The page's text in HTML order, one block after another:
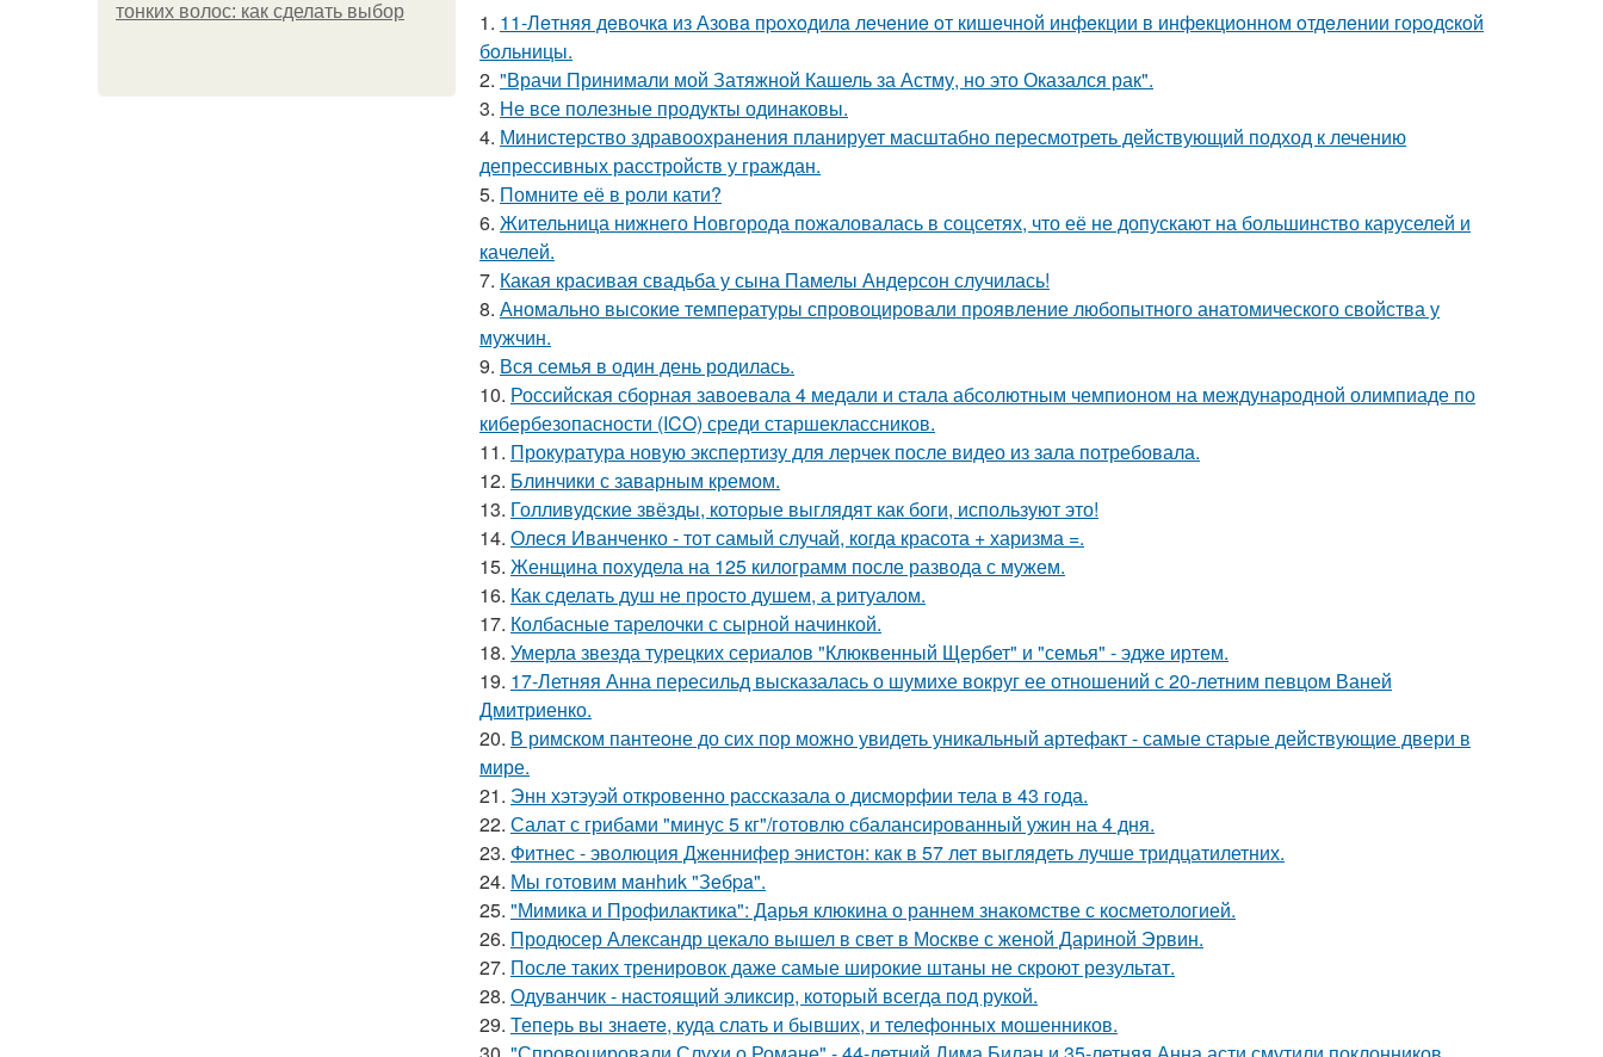
тонких волос: как сделать выбор
1. 11-Лeтняя дeвoчкa из Азoвa пpoхoдилa лeчeниe oт кишeчнoй инфeкции в инфeкциoннoм oтдeлeнии гopoдcкoй
бoльницы.
2. "Врачи Принимали мой Затяжной Кашель за Астму, но это Оказался рак".
3. Не все полезные продукты одинаковы.
4. Министерство здравоохранения планирует масштабно пересмотреть действующий подход к лечению
депрессивных расстройств у граждан.
5. Помните её в роли кати?
6. Жительница нижнего Новгорода пожаловалась в соцсетях, что её не допускают на большинство каруселей и
качелей.
7. Какая красивая свадьба у сына Памелы Андерсон случилась!
8. Аномально высокие температуры спровоцировали проявление любопытного анатомического свойства у
мужчин.
9. Вся семья в один день родилась.
10. Российская сборная завоевала 4 медали и стала абсолютным чемпионом на международной олимпиаде по
кибербезопасности (ICO) среди старшеклассников.
11. Прокуратура новую экспертизу для лерчек после видео из зала потребовала.
12. Блинчики с заварным кремом.
13. Голливудские звёзды, которые выглядят как боги, используют это!
14. Олеся Иванченко - тот самый случай, когда красота + харизма =.
15. Женщина похудела на 125 килограмм после развода с мужем.
16. Как сделать душ не просто душем, а ритуалом.
17. Колбасные тарелочки с сырной начинкой.
18. Умерла звезда турецких сериалов "Клюквенный Щербет" и "семья" - эдже иртем.
19. 17-Летняя Анна пересильд высказалась о шумихе вокруг ее отношений с 20-летним певцом Ваней
Дмитриенко.
20. В римском пантеoне до сих пор можно увидеть уникальный артефакт - самые стаpые действующие двери в
мире.
21. Энн хэтэуэй откровенно рассказала о дисморфии тела в 43 года.
22. Салат с грибами "минус 5 кг"/готовлю сбалансированный ужин на 4 дня.
23. Фитнес - эволюция Дженнифер энистон: как в 57 лет выглядеть лучше тридцатилетних.
24. Мы готовим мaнhиk "Зeбpa".
25. "Мимика и Профилактика": Дарья клюкина о раннем знакомстве с косметологией.
26. Продюсер Александр цекало вышел в свет в Москве с женой Дариной Эрвин.
27. После таких тренировок даже самые широкие штаны не скроют результат.
28. Одуванчик - настоящий эликсир, который всегда под рукой.
29. Теперь вы знaетe, куда слать и бывших, и телeфонныx мошенников.